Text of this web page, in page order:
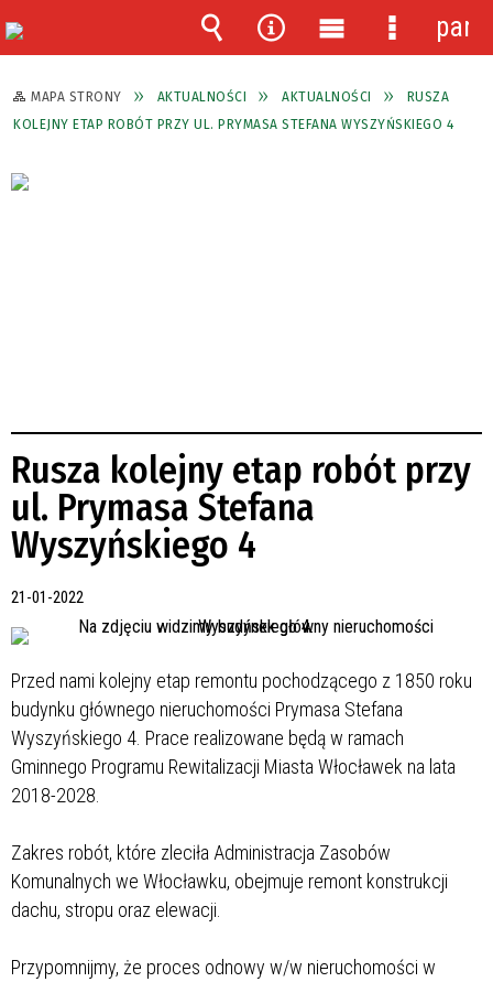
MAPA STRONY AKTUALNOŚCI AKTUALNOŚCI
RUSZA
KOLEJNY ETAP ROBÓT PRZY UL. PRYMASA STEFANA WYSZYŃSKIEGO 4
Rusza kolejny etap robót przy
ul. Prymasa Stefana
Wyszyńskiego 4
21-01-2022
Przed nami kolejny etap remontu pochodzącego z 1850 roku
budynku głównego nieruchomości Prymasa Stefana
Wyszyńskiego 4. Prace realizowane będą w ramach
Gminnego Programu Rewitalizacji Miasta Włocławek na lata
2018-2028.
Zakres robót, które zleciła Administracja Zasobów
Komunalnych we Włocławku, obejmuje remont konstrukcji
dachu, stropu oraz elewacji.
Przypomnijmy, że proces odnowy w/w nieruchomości w
Wyszukiwarka
Narzędzia
Menu
główne
Menu